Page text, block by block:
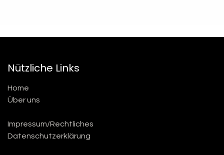
Nützliche Links
Home
Über uns
Impressum/Rechtliches
Datenschutzerklärung